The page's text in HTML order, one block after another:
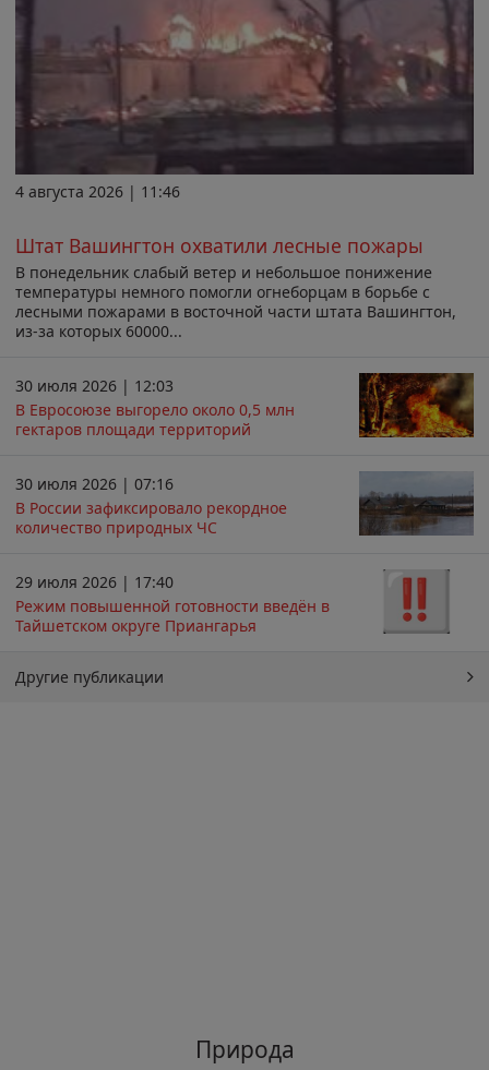
4 августа 2026 | 11:46
Штат Вашингтон охватили лесные пожары
В понедельник слабый ветер и небольшое понижение
температуры немного помогли огнеборцам в борьбе с
лесными пожарами в восточной части штата Вашингтон,
из-за которых 60000...
30 июля 2026 | 12:03
В Евросоюзе выгорело около 0,5 млн
гектаров площади территорий
30 июля 2026 | 07:16
В России зафиксировало рекордное
количество природных ЧС
29 июля 2026 | 17:40
Режим повышенной готовности введён в
Тайшетском округе Приангарья
Другие публикации
Природа